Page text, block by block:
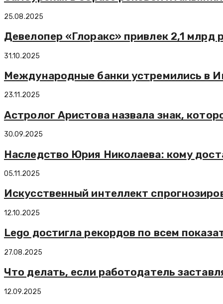
25.08.2025
Девелопер «Глоракс» привлек 2,1 млрд
31.10.2025
Международные банки устремились в
23.11.2025
Астролог Аристова назвала знак,
30.09.2025
Наследство Юрия Николаева: кому
05.11.2025
Искусственный интеллект
12.10.2025
Lego достигла рекордов по всем
27.08.2025
Что делать, если работодатель
12.09.2025